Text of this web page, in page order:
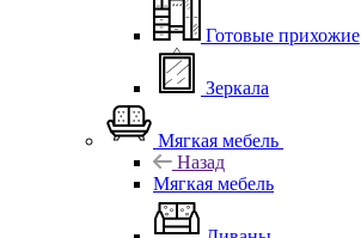
Готовые прихожие
Зеркала
Мягкая мебель
Назад
Мягкая мебель